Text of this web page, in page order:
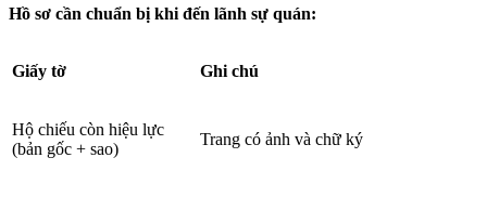
Hồ sơ cần chuẩn bị khi đến lãnh sự quán:
Giấy tờ Ghi chú
Hộ chiếu còn hiệu lực
(bản gốc + sao)
Trang có ảnh và chữ ký